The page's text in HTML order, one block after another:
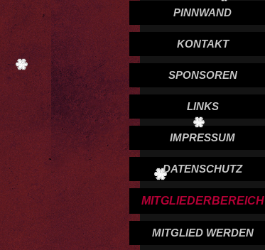
PINNWAND
KONTAKT
SPONSOREN
LINKS
IMPRESSUM
DATENSCHUTZ
MITGLIEDERBEREICH
MITGLIED WERDEN